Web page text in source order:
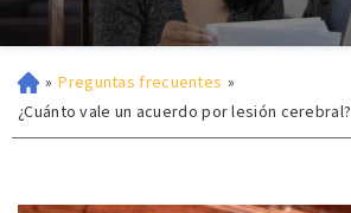
» Preguntas frecuentes »
¿Cuánto vale un acuerdo por lesión cerebral?